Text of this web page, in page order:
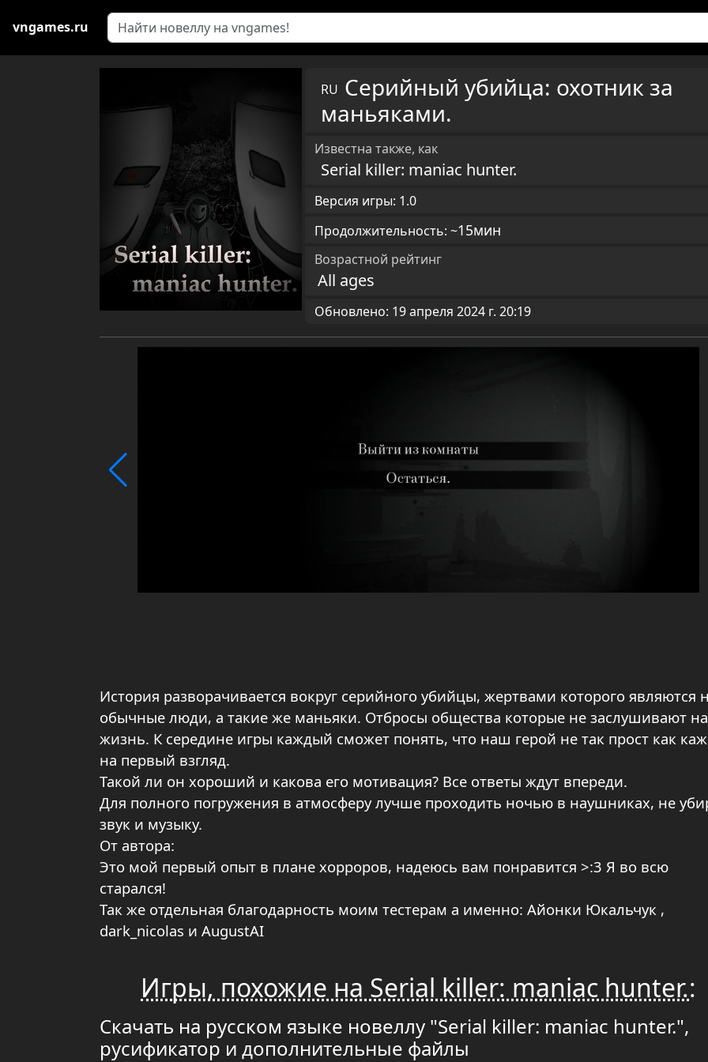
vngames.ru
RU Серийный убийца: охотник за
маньяками.
Известна также, как
Serial killer: maniac hunter.
Версия игры: 1.0
Продолжительность: ~15мин
Возрастной рейтинг
All ages
Обновлено: 19 апреля 2024 г. 20:19
История разворачивается вокруг серийного убийцы, жертвами которого являются
обычные люди, а такие же маньяки. Отбросы общества которые не заслушивают на
жизнь. К середине игры каждый сможет понять, что наш герой не так прост как
на первый взгляд.
Такой ли он хороший и какова его мотивация? Все ответы ждут впереди.
Для полного погружения в атмосферу лучше проходить ночью в наушниках, не
звук и музыку.
От автора:
Это мой первый опыт в плане хорроров, надеюсь вам понравится >:3 Я во всю
старался!
Так же отдельная благодарность моим тестерам а именно: Айонки Юкальчук ,
dark_nicolas и AugustAI
Игры, похожие на Serial killer: maniac hunter.:
Скачать на русском языке новеллу "Serial killer: maniac hunter.",
русификатор и дополнительные файлы